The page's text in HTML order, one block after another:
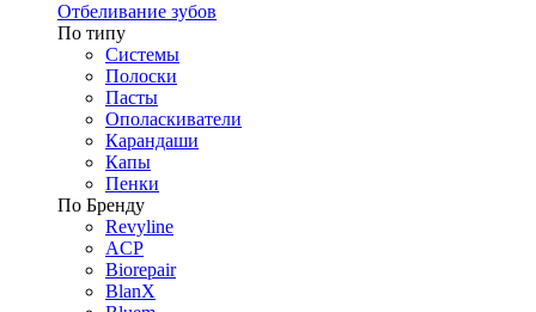
Отбеливание зубов
По типу
Системы
Полоски
Пасты
Ополаскиватели
Карандаши
Капы
Пенки
По Бренду
Revyline
ACP
Biorepair
BlanX